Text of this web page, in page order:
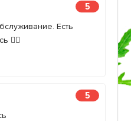
5
Есть
❤️‍🔥
5